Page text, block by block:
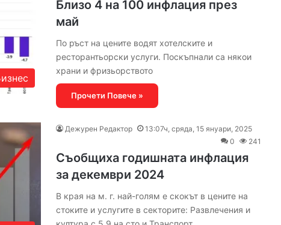
Близо 4 на 100 инфлация през
май
По ръст на цените водят хотелските и
ресторантьорски услуги. Поскъпнали са някои
храни и фризьорството
Прочети Повече »
Дежурен Редактор
13:07ч, сряда, 15 януари, 2025
0
241
Съобщиха годишната инфлация
за декември 2024
В края на м. г. най-голям е скокът в цените на
стоките и услугите в секторите: Развлечения и